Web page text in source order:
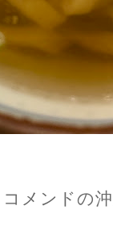
メンドの